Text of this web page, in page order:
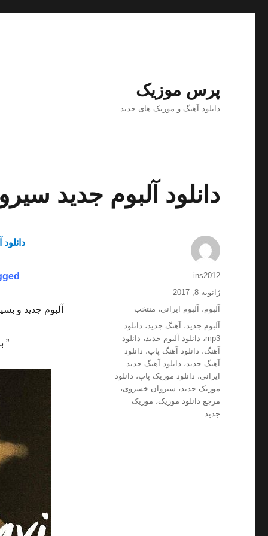
پرس موزیک
دانلود آهنگ و موزیک های جدید
دانلود آلبوم جدید
آلبوم جدید و
”
نویسنده
ins2012
ارسال
شده
ژانویه 8, 2017
دسته‌ها
آلبوم، آلبوم ایرانی، منتخب
برچسب‌ها
آلبوم جدید، آهنگ جدید، دانلود
mp3، دانلود آلبوم جدید، دانلود
آهنگ، دانلود آهنگ پاپ، دانلود
آهنگ جدید، دانلود آهنگ جدید
ایرانی، دانلود موزیک پاپ، دانلود
موزیک جدید، سیروان خسروی،
مرجع دانلود موزیک، موزیک
جدید